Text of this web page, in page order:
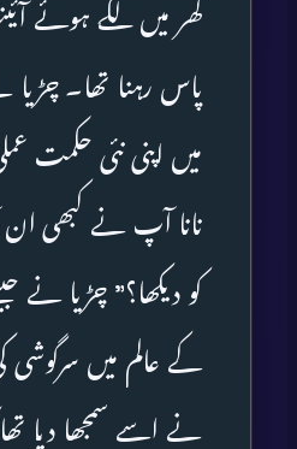
گھر میں لگے ہوئے
پاس رہنا تھا۔
میں اپنی نئی حکمت
نانا آپ نے کبھی ان
کو دیکھا؟” چڑیا نے
کے عالم میں سرگوشی
نے اسے سمجھا دیا تھا